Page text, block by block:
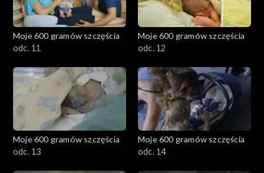
Moje 600 gramów szczęścia
odc. 11
Moje 600 gramów szczęścia
odc. 12
Moje 600 gramów szczęścia
odc. 13
Moje 600 gramów szczęścia
odc. 14